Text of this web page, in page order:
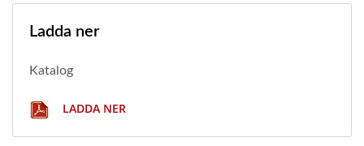
Ladda ner
Katalog
LADDA NER